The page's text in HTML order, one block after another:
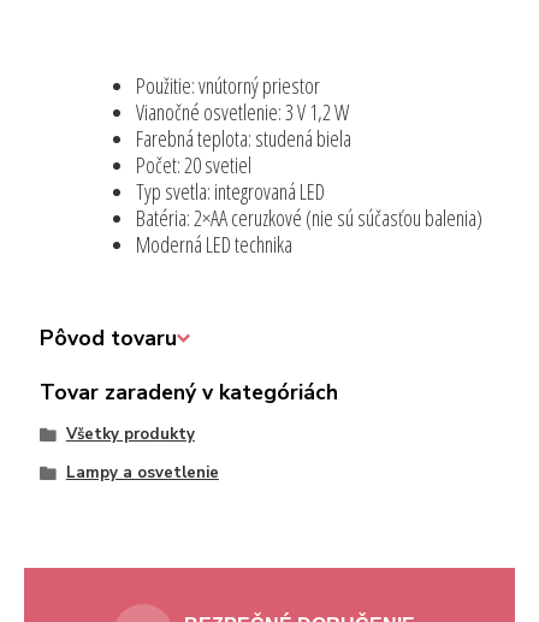
Použitie: vnútorný priestor
Vianočné osvetlenie: 3 V 1,2 W
Farebná teplota: studená biela
Počet: 20 svetiel
Typ svetla: integrovaná LED
Batéria: 2×AA ceruzkové (nie sú súčasťou balenia)
Moderná LED technika
Pôvod tovaru
Tovar zaradený v kategóriách
Všetky produkty
Lampy a osvetlenie